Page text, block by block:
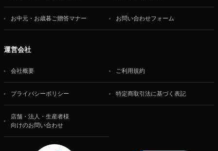
お中元・お歳暮ご贈答マナー お問い合わせフォーム
運営会社
会社概要 ご利用規約
プライバシーポリシー 特定商取引法に基づく表記
店舗・法人・生産者様
向けのお問い合わせ